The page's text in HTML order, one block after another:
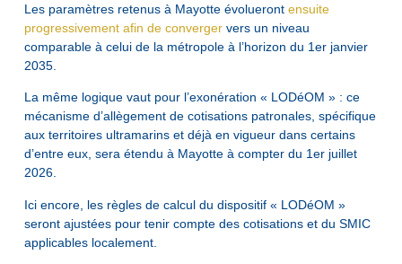
Les paramètres retenus à Mayotte évolueront ensuite
progressivement afin de convergervers un niveau
comparable à celui de la métropole à l’horizon du 1er janvier
2035.
La même logique vaut pour l’exonération « LODéOM » : ce
mécanisme d’allègement de cotisations patronales, spécifique
aux territoires ultramarins et déjà en vigueur dans certains
d’entre eux, sera étendu à Mayotte à compter du 1er juillet
2026.
Ici encore, les règles de calcul du dispositif « LODéOM »
seront ajustées pour tenir compte des cotisations et du SMIC
applicables localement.